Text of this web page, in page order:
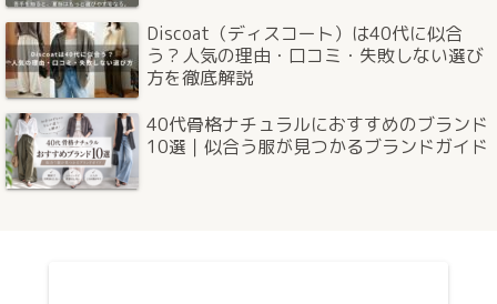
Discoat（ディスコート）は40代に似合
う？人気の理由・口コミ・失敗しない選び
方を徹底解説
40代骨格ナチュラルにおすすめのブランド
10選｜似合う服が見つかるブランドガイド